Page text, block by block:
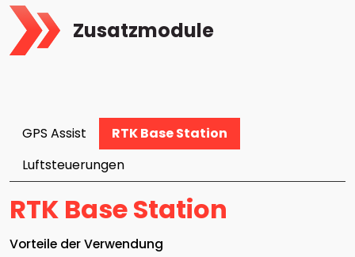
Zusatzmodule
GPS Assist
RTK Base Station
Luftsteuerungen
RTK Base Station
Vorteile der Verwendung